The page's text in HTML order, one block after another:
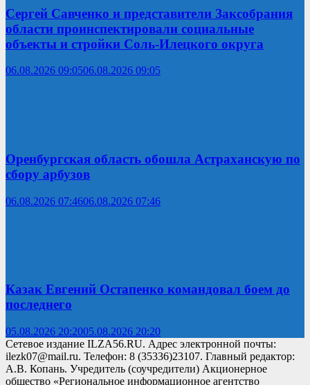
Сергей Савченко и представители Заксобрания
области проинспектировали социальные
объекты и стройки Соль-Илецкого округа
06.08.2026 09:0506.08.2026 09:05
Оренбургская область обошла Астраханскую по
сбору арбузов
06.08.2026 07:4606.08.2026 07:46
Казак Евгений Остапенко командовал боем до
последнего
05.08.2026 20:2005.08.2026 20:20
Сетевое издание ILZA56.RU. Адрес электронной почты:
ilezk07@mail.ru. Телефон: 8 (35336)23107. Главный редактор:
А.В. Копань. Учредитель (соучредители) Акционерное
общество «Региональное информационное агентство